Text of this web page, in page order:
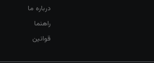
درباره ما
راهنما
قوانین